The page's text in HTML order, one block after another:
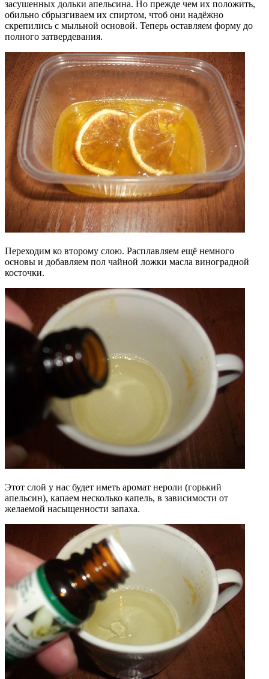
засушенных дольки апельсина. Но прежде чем их положить,
обильно сбрызгиваем их спиртом, чтоб они надёжно
скрепились с мыльной основой. Теперь оставляем форму до
полного затвердевания.
Переходим ко второму слою. Расплавляем ещё немного
основы и добавляем пол чайной ложки масла виноградной
косточки.
Этот слой у нас будет иметь аромат нероли (горький
апельсин), капаем несколько капель, в зависимости от
желаемой насыщенности запаха.